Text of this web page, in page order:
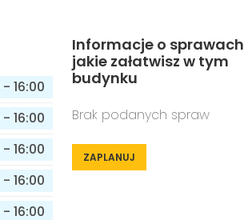
- 16:00
- 16:00
- 16:00
- 16:00
- 16:00
Informacje o sprawach
jakie załatwisz w tym
budynku
Brak podanych spraw
ZAPLANUJ